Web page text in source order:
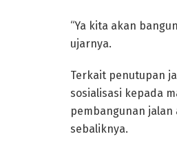
“Ya kita akan
ujarnya.
Terkait penutupan
sosialisasi kepada
pembangunan
sebaliknya.